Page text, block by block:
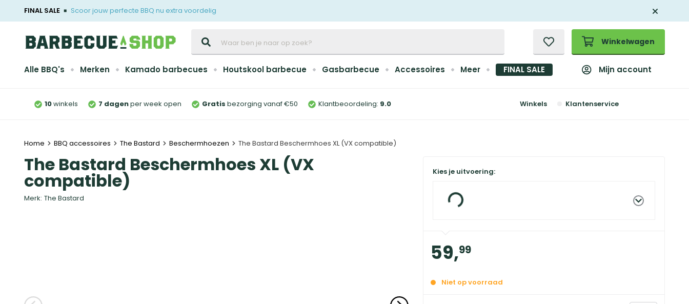
FINAL SALE Scoor jouw perfecte BBQ nu extra voordelig
Winkelwagen
Alle BBQ's Merken Kamado barbecues Houtskool barbecue Gasbarbecue Accessoires Meer FINAL SALE Mijn account
10winkels 7 dagenper week open Gratis bezorging vanaf €50 Klantbeoordeling: 9.0 Winkels Klantenservice
Home BBQ accessoires The Bastard Beschermhoezen The Bastard Beschermhoes XL (VX compatible)
The Bastard Beschermhoes XL (VX
compatible)
Merk: The Bastard
Kies je uitvoering:
59,99
Niet op voorraad